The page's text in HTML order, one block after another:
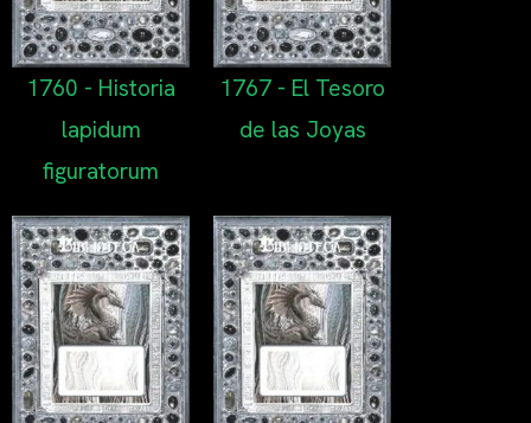
1760 - Historia
lapidum
figuratorum
1767 - El Tesoro
de las Joyas